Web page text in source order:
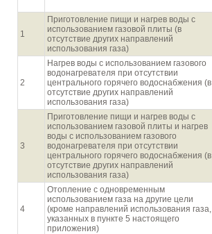
1
Приготовление пищи и нагрев воды с
использованием газовой плиты (в
отсутствие других направлений
использования газа)
2
Нагрев воды с использованием газового
водонагревателя при отсутствии
центрального горячего водоснабжения (в
отсутствие других направлений
использования газа)
3
Приготовление пищи и нагрев воды с
использованием газовой плиты и нагрев
воды с использованием газового
водонагревателя при отсутствии
центрального горячего водоснабжения (в
отсутствие других направлений
использования газа)
4
Отопление с одновременным
использованием газа на другие цели
(кроме направлений использования газа,
указанных в пункте 5 настоящего
приложения)